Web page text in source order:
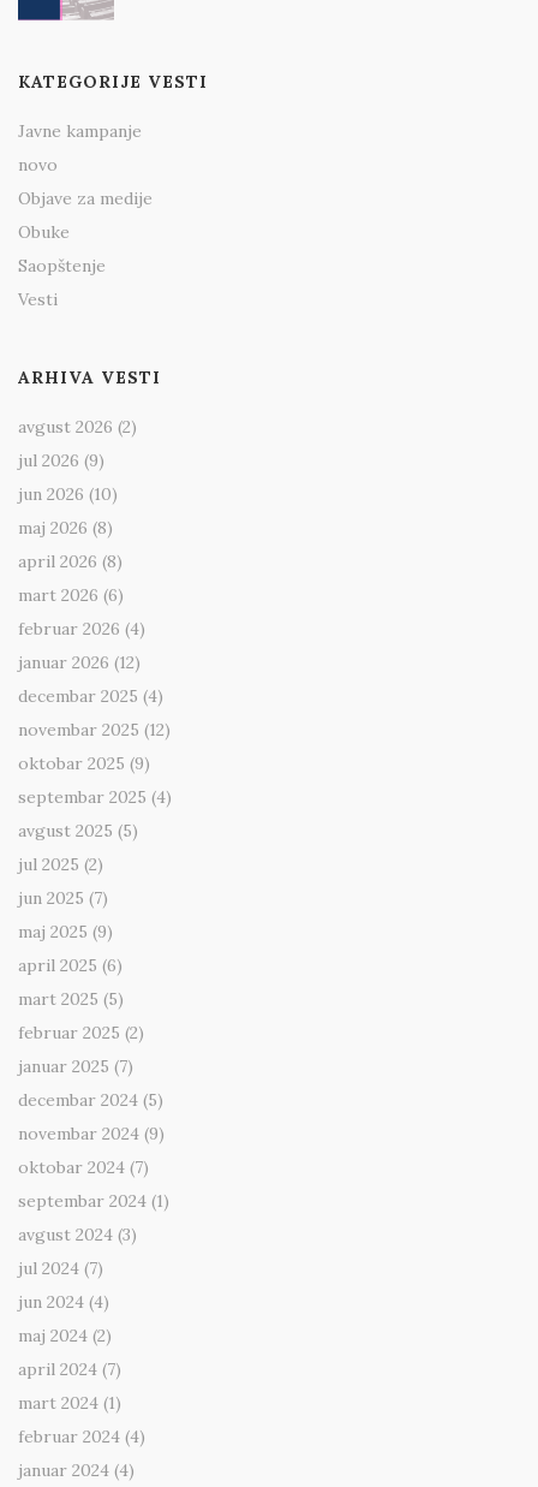
KATEGORIJE VESTI
Javne kampanje
novo
Objave za medije
Obuke
Saopštenje
Vesti
ARHIVA VESTI
avgust 2026 (2)
jul 2026 (9)
jun 2026 (10)
maj 2026 (8)
april 2026 (8)
mart 2026 (6)
februar 2026 (4)
januar 2026 (12)
decembar 2025 (4)
novembar 2025 (12)
oktobar 2025 (9)
septembar 2025 (4)
avgust 2025 (5)
jul 2025 (2)
jun 2025 (7)
maj 2025 (9)
april 2025 (6)
mart 2025 (5)
februar 2025 (2)
januar 2025 (7)
decembar 2024 (5)
novembar 2024 (9)
oktobar 2024 (7)
septembar 2024 (1)
avgust 2024 (3)
jul 2024 (7)
jun 2024 (4)
maj 2024 (2)
april 2024 (7)
mart 2024 (1)
februar 2024 (4)
januar 2024 (4)